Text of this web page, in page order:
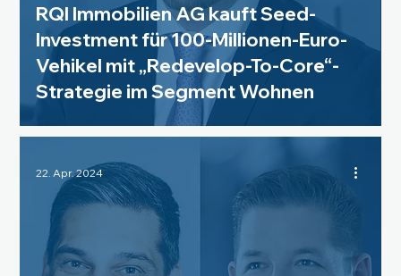
RQI Immobilien AG kauft Seed-
Investment für 100-Millionen-Euro-
Vehikel mit „Redevelop-To-Core“-
Strategie im Segment Wohnen
22. Apr. 2024